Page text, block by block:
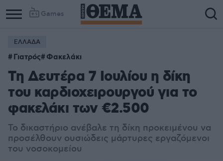
Games
Column
1
Column
2
ΕΛΛΑΔΑ
Γιατρός Φακελάκι
Τη Δευτέρα 7 Ιουλίου η δίκη
του καρδιοχειρουργού για το
φακελάκι των €2.500
Το δικαστήριο ανέβαλε τη δίκη προκειμένου να
προσέλθουν ουσιώδεις μάρτυρες εργαζόμενοι
του νοσοκομείου